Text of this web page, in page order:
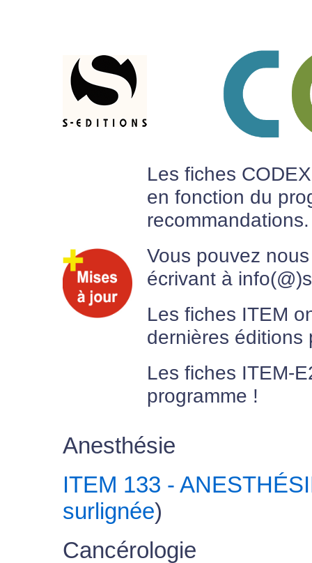
Les fiches
en fonction du
recommandations.
Vous pouvez
écrivant à
Les fiches ITEM
dernières éditions
Les fiches ITEM-
programme !
Anesthésie
ITEM 133 -
surlignée)
Cancérologie